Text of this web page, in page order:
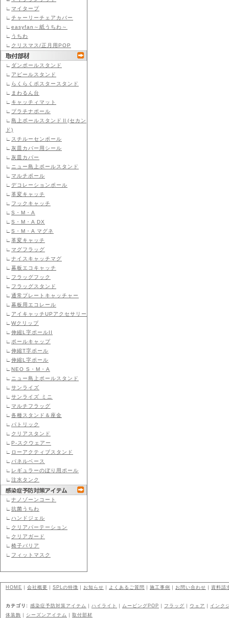
∟ マイタープ
∟ チャーリーチェアカバー
∟ easyfan～紙うちわ～
∟
うちわ
∟ クリスマス/正月用POP
∟ ダンポールスタンド
∟ アピールスタンド
∟ らくらくポスタースタンド
∟
まわるん台
∟ キャッチィマット
∟ プラチナポール
∟ 島上ポールスタンドⅡ(セカン
ド)
∟ スチルーセンポール
∟ 灰皿カバー用シール
∟ 灰皿カバー
∟
ニュー島上ポールスタンド
∟ マルチポール
∟ デコレーションポール
∟ 革変キャッチ
∟ フックキャッチ
∟ S・M・A
∟ S・M・A DX
∟ S・M・A マグネ
∟ 革変キャッチ
∟ マグフラッグ
∟ ナイスキャッチマグ
∟ 幕板エコキャッチ
∟ フラッグフック
∟ フラッグスタンド
∟ 通常プレートキャッチャー
∟ 幕板用エコレール
∟ アイキャッチUPアクセサリー
∟ Wクリップ
∟ 伸縮L字ポールII
∟ ポールキャップ
∟ 伸縮T字ポール
∟ 伸縮L字ポール
∟ NEO S・M・A
∟
ニュー島上ポールスタンド
∟ サンライズ
∟ サンライズ ミニ
∟ マルチフラッグ
∟ 各種スタンド＆座金
∟ パトリック
∟ クリアスタンド
∟ P-スクウェアー
∟
ローアクティブスタンド
∟ パネルベース
∟ レギュラーのぼり用ポール
∟ 注水タンク
∟ ナノゾーンコート
∟ 抗菌うちわ
∟ ハンドジェル
∟ クリアパーテーション
∟ クリアガード
∟ 椅子バリア
∟ フィットマスク
HOME ｜ 会社概要 ｜ SPLの特徴 ｜ お知らせ ｜ よくあるご質問 ｜ 施工事例 ｜ お問い合わせ ｜ 資料請
カテゴリ: 感染症予防対策アイテム ｜ ハイライト ｜ ムービングPOP ｜ フラッグ ｜ ウェア ｜ インク
体装飾 ｜ シーズンアイテム ｜ 取付部材